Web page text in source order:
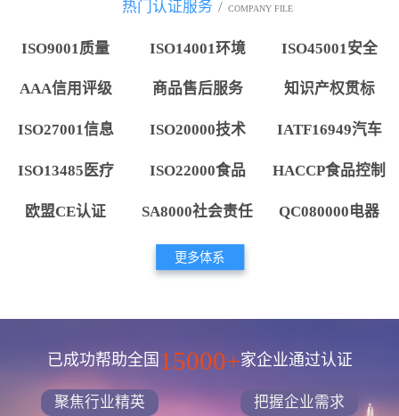
热门认证服务 / COMPANY FILE
ISO9001质量 ISO14001环境 ISO45001安全
AAA信用评级 商品售后服务 知识产权贯标
ISO27001信息 ISO20000技术 IATF16949汽车
ISO13485医疗 ISO22000食品 HACCP食品控制
欧盟CE认证 SA8000社会责任 QC080000电器
更多体系
已成功帮助全国 15000+家企业通过认证
聚焦行业精英 把握企业需求